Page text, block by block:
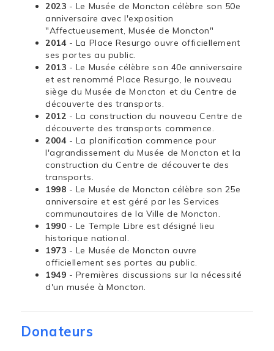
2023 - Le Musée de Moncton célèbre son 50e
anniversaire avec l'exposition
"Affectueusement, Musée de Moncton"
2014 - La Place Resurgo ouvre officiellement
ses portes au public.
2013 - Le Musée célèbre son 40e anniversaire
et est renommé Place Resurgo, le nouveau
siège du Musée de Moncton et du Centre de
découverte des transports.
2012 - La construction du nouveau Centre de
découverte des transports commence.
2004 - La planification commence pour
l'agrandissement du Musée de Moncton et la
construction du Centre de découverte des
transports.
1998 - Le Musée de Moncton célèbre son 25e
anniversaire et est géré par les Services
communautaires de la Ville de Moncton.
1990 - Le Temple Libre est désigné lieu
historique national.
1973 - Le Musée de Moncton ouvre
officiellement ses portes au public.
1949 - Premières discussions sur la nécessité
d'un musée à Moncton.
Donateurs